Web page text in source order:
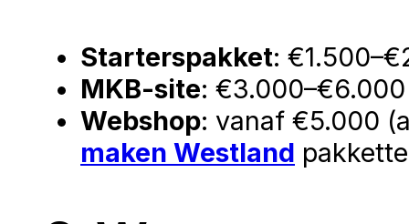
Starterspakket:
MKB-site:
Webshop: vanaf €5.000
maken Westland